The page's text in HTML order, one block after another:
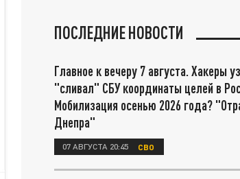
ПОСЛЕДНИЕ НОВОСТИ
Главное к вечеру 7 августа. Хакеры
"сливал" СБУ координаты целей в
Мобилизация осенью 2026 года?
Днепра"
07 АВГУСТА 20:45 СВО